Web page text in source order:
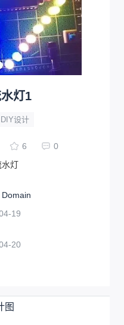
灯1
DIY设计
6
0
灯
Domain
19
20
图